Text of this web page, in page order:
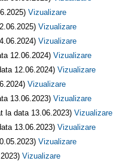
Vizualizare
Vizualizare
Vizualizare
12.06.2024) Vizualizare
12.06.2024) Vizualizare
Vizualizare
13.06.2023) Vizualizare
la data 13.06.2023) Vizualizare
13.06.2023) Vizualizare
Vizualizare
Vizualizare